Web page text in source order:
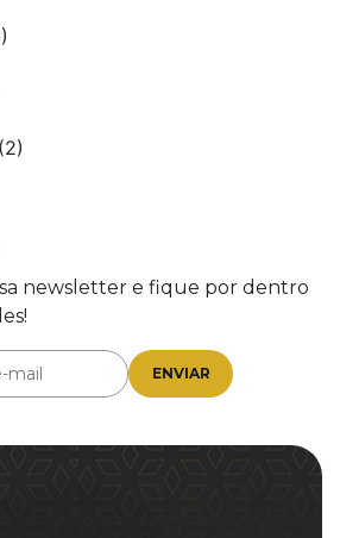
(2)
newsletter e fique por dentro